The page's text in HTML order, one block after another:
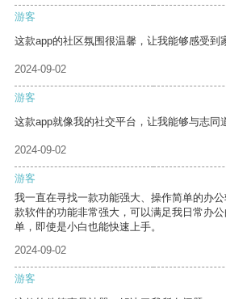
游客
这款app的社区氛围很温馨，让我能够感受到
2024-09-02
游客
这款app就像我的社交平台，让我能够与志同
2024-09-02
游客
我一直在寻找一款功能强大、操作简单的办
款软件的功能非常强大，可以满足我日常办
单，即使是小白也能快速上手。
2024-09-02
游客